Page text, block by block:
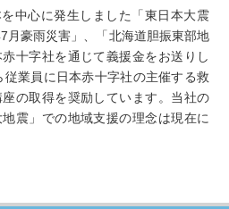
中心に発生しました「東日本大震
月豪雨災害」、「北海道胆振東部地
十字社を通じて義援金をお送りし
従業員に日本赤十字社の主催する救
の取得を奨励しています。当社の
震」での地域支援の理念は現在に